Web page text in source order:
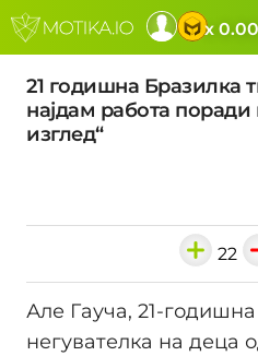
x
21 годишна Бразилка
најдам работа поради
изглед“
22
Але Гауча, 21-
негувателка на деца